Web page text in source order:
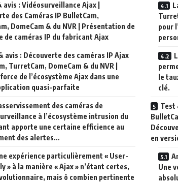
avis : Vidéosurveillance Ajax |
des Caméras IP BulletCam,
DomeCam & du NVR | Présentation de
de caméras IP du fabricant Ajax
avis : Découverte des caméras IP Ajax
TurretCam, DomeCam & du NVR |
de l’écosystème Ajax dans une
quasi-parfaite
des caméras de
à l’écosystème intrusion du
apporte une certaine efficience au
des alertes…
expérience particulièrement « User-
» à la manière « Ajax » n’étant certes,
mais ô combien pertinente
pour
le
clé.
Test
en
Une